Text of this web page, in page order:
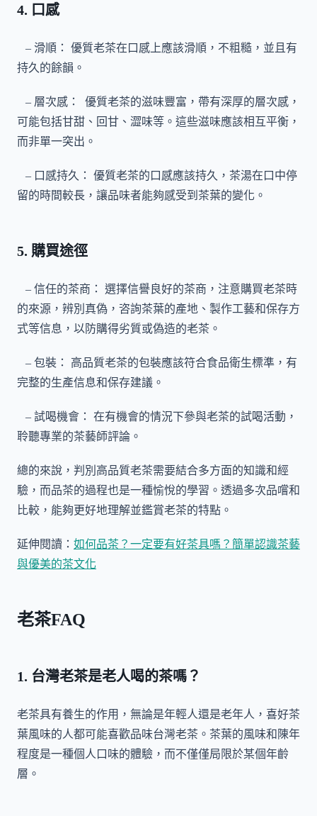
4. 口感
– 滑順： 優質老茶在口感上應該滑順，不粗糙，並且有
持久的餘韻。
– 層次感： 優質老茶的滋味豐富，帶有深厚的層次感，
可能包括甘甜、回甘、澀味等。這些滋味應該相互平衡，
而非單一突出。
– 口感持久： 優質老茶的口感應該持久，茶湯在口中停
留的時間較長，讓品味者能夠感受到茶葉的變化。
5. 購買途徑
– 信任的茶商： 選擇信譽良好的茶商，注意購買老茶時
的來源，辨別真偽，咨詢茶葉的產地、製作工藝和保存方
式等信息，以防購得劣質或偽造的老茶。
– 包裝： 高品質老茶的包裝應該符合食品衛生標準，有
完整的生產信息和保存建議。
– 試喝機會： 在有機會的情況下參與老茶的試喝活動，
聆聽專業的茶藝師評論。
總的來說，判別高品質老茶需要結合多方面的知識和經
驗，而品茶的過程也是一種愉悅的學習。透過多次品嚐和
比較，能夠更好地理解並鑑賞老茶的特點。
延伸閱讀： 如何品茶？一定要有好茶具嗎？簡單認識茶藝
與優美的茶文化
老茶FAQ
1. 台灣老茶是老人喝的茶嗎？
老茶具有養生的作用，無論是年輕人還是老年人，喜好茶
葉風味的人都可能喜歡品味台灣老茶。茶葉的風味和陳年
程度是一種個人口味的體驗，而不僅僅局限於某個年齡
層。